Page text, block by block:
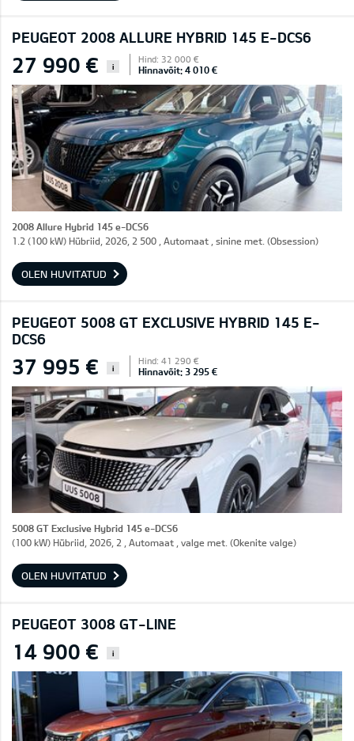
PEUGEOT 2008 ALLURE HYBRID 145 E-DCS6
27 990 € i
Hind: 32 000 €
Hinnavõit: 4 010 €
2008 Allure Hybrid 145 e-DCS6
1.2 (100 kW) Hübriid, 2026, 2 500 , Automaat , sinine met. (Obsession)
OLEN HUVITATUD
PEUGEOT 5008 GT EXCLUSIVE HYBRID 145 E-
DCS6
37 995 € i
Hind: 41 290 €
Hinnavõit: 3 295 €
5008 GT Exclusive Hybrid 145 e-DCS6
(100 kW) Hübriid, 2026, 2 , Automaat , valge met. (Okenite valge)
OLEN HUVITATUD
PEUGEOT 3008 GT-LINE
14 900 € i